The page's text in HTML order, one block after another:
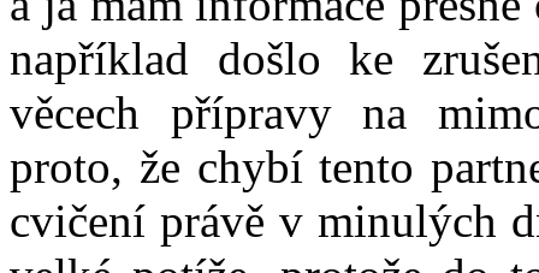
například došlo ke
věcech přípravy na
proto, že chybí tento
cvičení právě v minulých